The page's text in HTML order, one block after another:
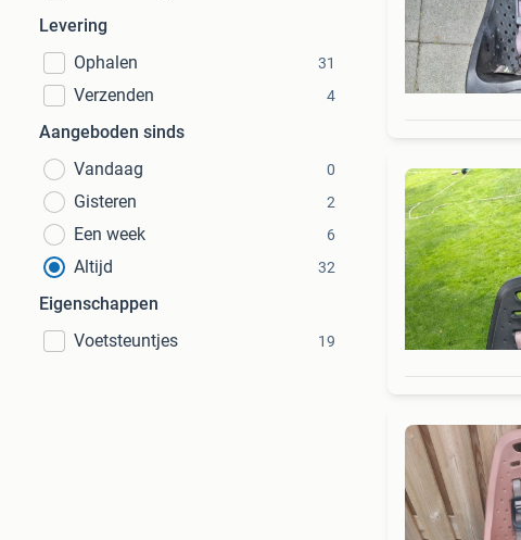
Levering
Ophalen
31
Verzenden 4
Aangeboden sinds
Vandaag
0
Gisteren 2
Een week 6
Altijd 32
Eigenschappen
Voetsteuntjes
19